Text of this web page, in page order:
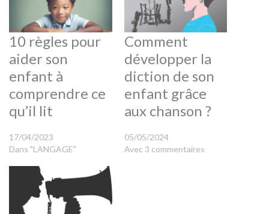
10 règles pour
aider son
enfant à
comprendre ce
qu’il lit
17/04/2023
Dans "LANGAGE"
Comment
développer la
diction de son
enfant grâce
aux chanson ?
05/05/2024
Avec 3 commentaires